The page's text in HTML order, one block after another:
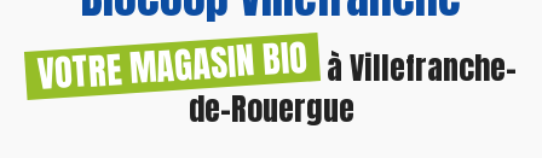
VOTRE MAGASIN BIO à Villefranche-
de-Rouergue